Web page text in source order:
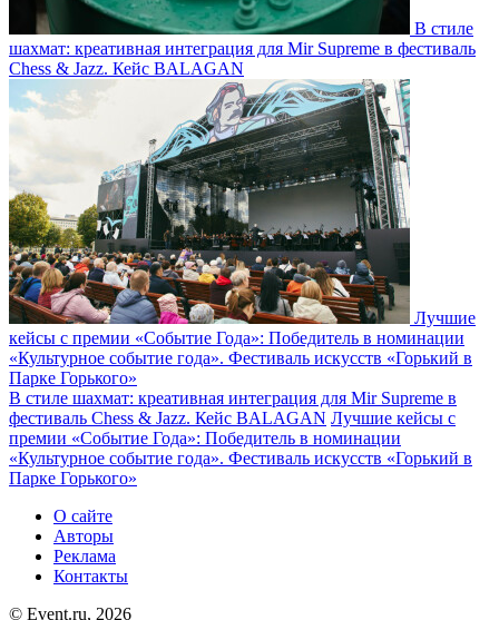
В стиле
шахмат: креативная интеграция для Mir Supreme в фестиваль
Chess & Jazz. Кейс BALAGAN
Лучшие
кейсы с премии «Событие Года»: Победитель в номинации
«Культурное событие года». Фестиваль искусств «Горький в
Парке Горького»
В стиле шахмат: креативная интеграция для Mir Supreme в
фестиваль Chess & Jazz. Кейс BALAGAN Лучшие кейсы с
премии «Событие Года»: Победитель в номинации
«Культурное событие года». Фестиваль искусств «Горький в
Парке Горького»
О сайте
Авторы
Реклама
Контакты
© Event.ru, 2026